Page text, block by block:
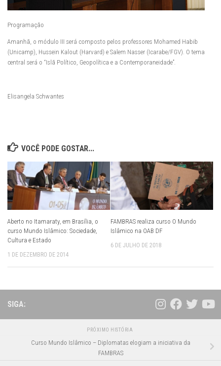
Programação
Amanhã, o módulo III será composto pelos professores Mohamed Habib
(Unicamp), Hussein Kalout (Harvard) e Salem Nasser (Icarabe/FGV). O tema
central será o “Islã Político, Geopolítica e a Contemporaneidade”.
Elisangela Schwantes
VOCÊ PODE GOSTAR...
Aberto no Itamaraty, em Brasília, o
curso Mundo Islâmico: Sociedade,
Cultura e Estado
1 DE DEZEMBRO DE 2014
FAMBRAS realiza curso O Mundo
Islâmico na OAB DF
6 DE JULHO DE 2018
SIGA:
PRÓXIMO HISTÓRIA
Curso Mundo Islâmico – Diplomatas elogiam a iniciativa da
FAMBRAS